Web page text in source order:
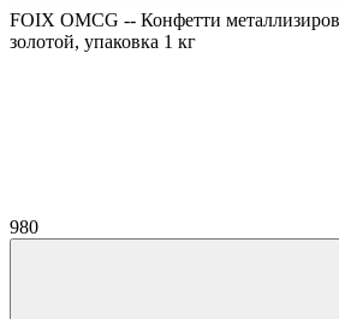
FOIX OMCG -- Конфетти
золотой, упаковка 1 кг
980